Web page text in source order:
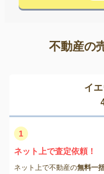
不動産の
イ
1
ネット上で査定依頼！
ネット上で不動産の無料一